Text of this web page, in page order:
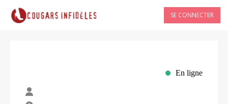
SE CONNECTER
En ligne